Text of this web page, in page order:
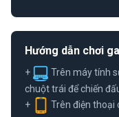
Hướng dẫn chơi
+
Trên máy tính
chuột trái để chiến
+
Trên điện thoại